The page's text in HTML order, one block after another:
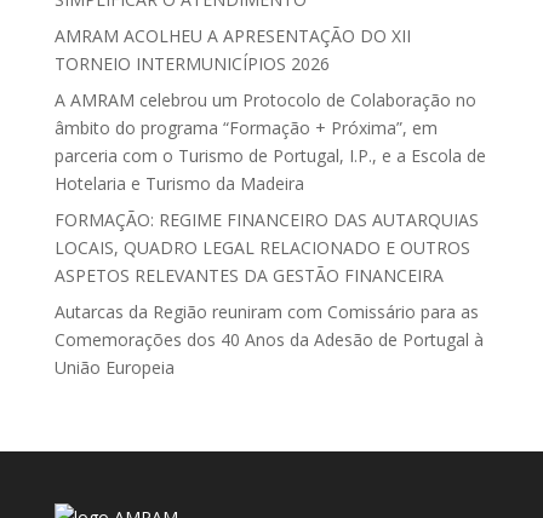
AMRAM ACOLHEU A APRESENTAÇÃO DO XII
TORNEIO INTERMUNICÍPIOS 2026
A AMRAM celebrou um Protocolo de Colaboração no
âmbito do programa “Formação + Próxima”, em
parceria com o Turismo de Portugal, I.P., e a Escola de
Hotelaria e Turismo da Madeira
FORMAÇÃO: REGIME FINANCEIRO DAS AUTARQUIAS
LOCAIS, QUADRO LEGAL RELACIONADO E OUTROS
ASPETOS RELEVANTES DA GESTÃO FINANCEIRA
Autarcas da Região reuniram com Comissário para as
Comemorações dos 40 Anos da Adesão de Portugal à
União Europeia